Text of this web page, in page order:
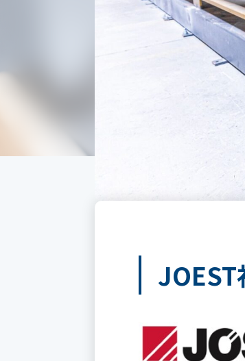
JOEST